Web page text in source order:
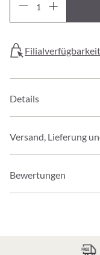
Details
Versand, Lieferung
Bewertungen